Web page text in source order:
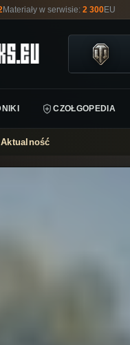
Materiały w serwisie: 2 300EU
CZOŁGOPEDIA
Aktualność